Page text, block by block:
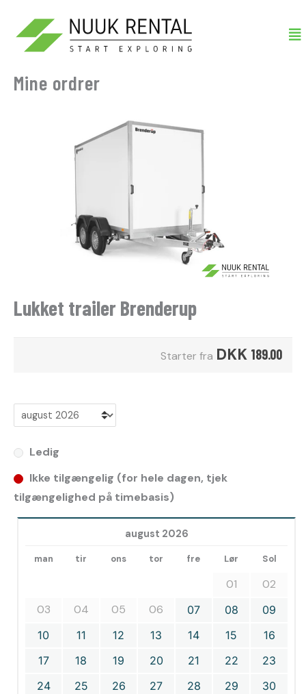
indholdet
Mine ordrer
Lukket trailer Brenderup
Starter fra DKK 189.00
Ledig
Ikke tilgængelig (for hele dagen, tjek
tilgængelighed på timebasis)
august 2026
man tir ons tor fre Lør Sol
01
02
03
04 05 06 07 08
09
10
11 12 13 14 15
16
17
18 19 20 21 22
23
24
25 26 27 28 29
30